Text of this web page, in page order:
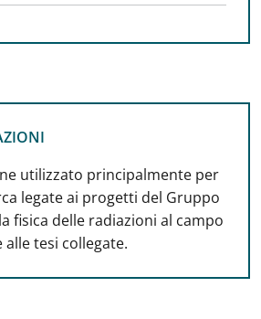
utilizzato principalmente per
legate ai progetti del Gruppo
fisica delle radiazioni al campo
alle tesi collegate.